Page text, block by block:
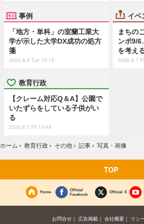
事例
「地方・単科」の室蘭工業大
学が示した大学DX成功の処方
箋
2026.8.4 Tue 12:15
イベ
まちの
ンポ9/
を考え
2026.8.7
教育行政
【クレーム対応Q＆A】公園で
いたずらをしている子供がい
る
2026.8.7 Fri 19:45
ホーム › 教育行政 › その他 › 記事 › 写真・画像
TOP
Home
Official
Facebook
Official X
お問合せ 広告掲載 会社概要
リシ